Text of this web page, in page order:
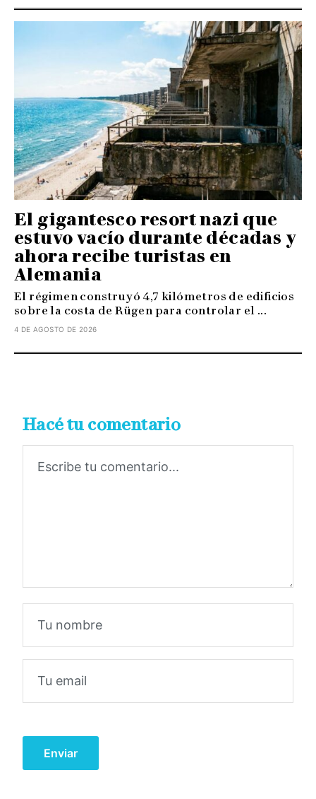
El gigantesco resort nazi que
estuvo vacío durante décadas y
ahora recibe turistas en
Alemania
El régimen construyó 4,7 kilómetros de edificios
sobre la costa de Rügen para controlar el ...
4 DE AGOSTO DE 2026
Hacé tu comentario